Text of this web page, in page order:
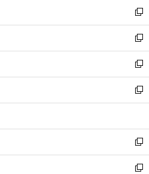
く
で
開
く
ド
ウ
で
開
く
ィ
ン
ド
ウ
で
開
く
い
ウ
ィ
ン
ド
ウ
で
開
新
し
い
ウ
ィ
ン
ド
ウ
開
く
新
し
い
ウ
ィ
ン
ウ
で
開
く
新
し
い
ウ
ン
ド
ウ
で
新
し
ウ
ィ
ン
ド
新
し
い
新